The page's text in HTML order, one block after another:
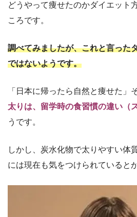
どうやって痩せたのかダイエット
ころです。
調べてみましたが、これと言った
ではないようです。
「日本に帰ったら自然と痩せた」
太りは、留学時の食習慣の違い（
うです。
しかし、炭水化物で太りやすい体
には現在も気をつけられているとか